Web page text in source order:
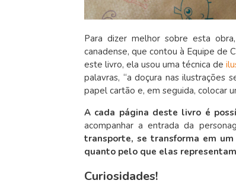
Para dizer melhor sobre esta
canadense, que contou à Equipe de
este livro, ela usou uma técnica de
palavras, “a doçura nas
papel cartão e, em seguida, colocar
A cada página deste livro é
acompanhar a entrada da
transporte, se transforma em
quanto pelo que elas
Curiosidades!